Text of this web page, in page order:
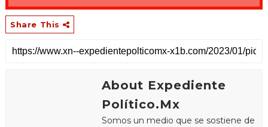
Share This
About Expediente
Político.Mx
Somos un medio que se sostiene de